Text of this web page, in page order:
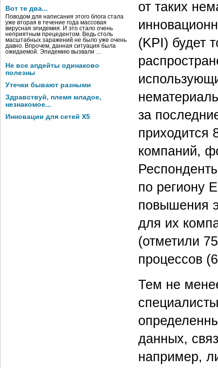
Вот те два...
Поводом для написания этого блога стала
уже вторая в течение года массовая
вирусная эпидемия. И это стало очень
неприятным прецедентом. Ведь столь
масштабных заражений не было уже очень
давно. Впрочем, данная ситуация была
ожидаемой. Эпидемию вызвали …
Не все апдейты одинаково
полезны
Утечки бывают разными
Здравствуй, племя младое,
незнакомое...
Инновации для сетей X5
от таких
(KPI) будет
за
приходится
компаний,
по региону
повышения
для их
(отметили
процессов
Тем не
данных,
например,